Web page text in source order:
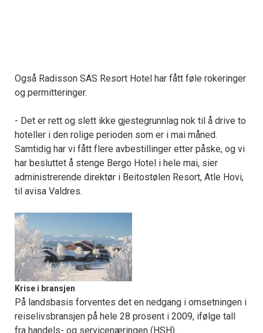
Også Radisson SAS Resort Hotel har fått føle rokeringer
og permitteringer.
- Det er rett og slett ikke gjestegrunnlag nok til å drive to
hoteller i den rolige perioden som er i mai måned.
Samtidig har vi fått flere avbestillinger etter påske, og vi
har besluttet å stenge Bergo Hotel i hele mai, sier
administrerende direktør i Beitostølen Resort, Atle Hovi,
til avisa Valdres.
Krise i bransjen
På landsbasis forventes det en nedgang i omsetningen i
reiselivsbransjen på hele 28 prosent i 2009, ifølge tall
fra handels- og servicenæringen (HSH).